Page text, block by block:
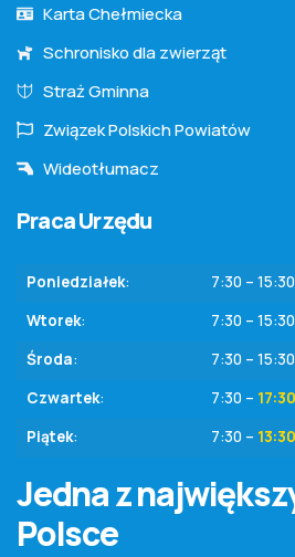
Praca Urzędu
Poniedziałek:
7:30 – 15:30
Wtorek:
7:30 – 15:30
Środa:
7:30 – 15:30
Czwartek: 7:30 – 17:30
Piątek: 7:30 – 13:30
Karta Chełmiecka
Schronisko dla zwierząt
Straż Gminna
Związek Polskich Powiatów
Wideotłumacz
Jedna z
Polsce